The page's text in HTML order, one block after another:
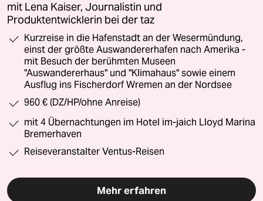
mit Lena Kaiser, Journalistin und
Produktentwicklerin bei der taz
Kurzreise in die Hafenstadt an der Wesermündung,
einst der größte Auswandererhafen nach Amerika -
mit Besuch der berühmten Museen
"Auswandererhaus" und "Klimahaus" sowie einem
Ausflug ins Fischerdorf Wremen an der Nordsee
960 € (DZ/HP/ohne Anreise)
mit 4 Übernachtungen im Hotel im-jaich Lloyd Marina
Bremerhaven
Reiseveranstalter Ventus-Reisen
Mehr erfahren